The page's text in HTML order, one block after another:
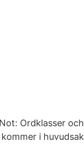
Ordklasser och
i huvudsak